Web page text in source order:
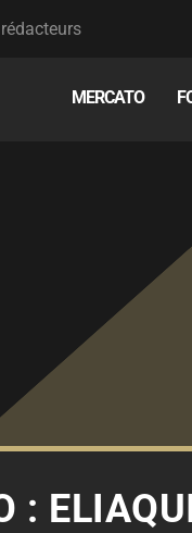
MERCATO
: